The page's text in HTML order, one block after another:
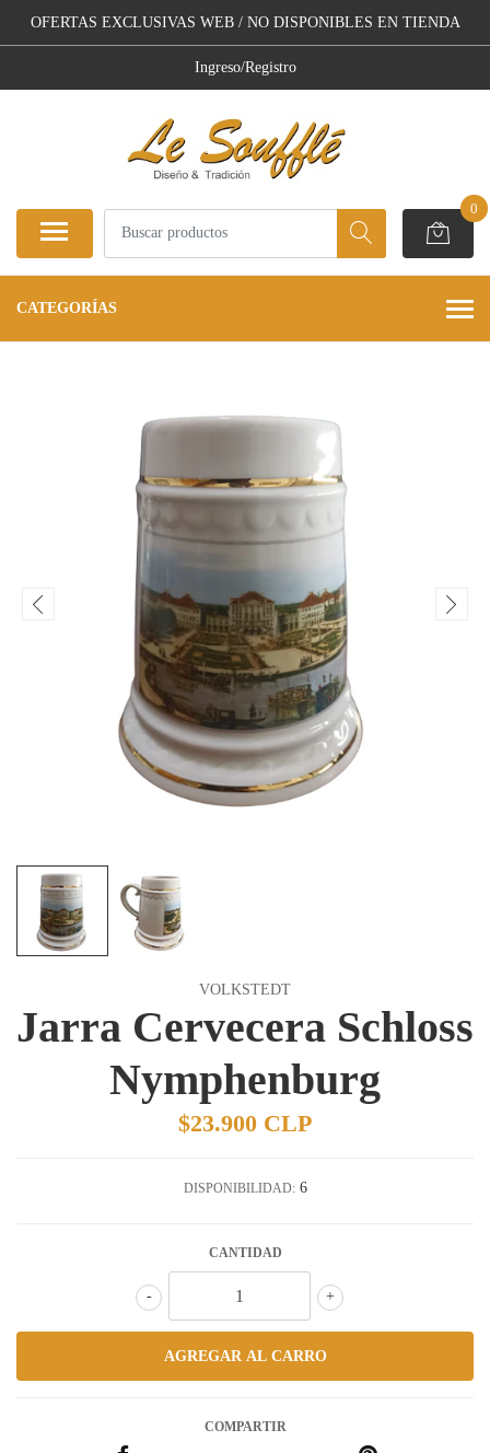
OFERTAS EXCLUSIVAS WEB / NO DISPONIBLES EN TIENDA
Ingreso/Registro
0
CATEGORÍAS
VOLKSTEDT
Jarra Cervecera Schloss
Nymphenburg
$23.900 CLP
DISPONIBILIDAD: 6
CANTIDAD
+
-
COMPARTIR